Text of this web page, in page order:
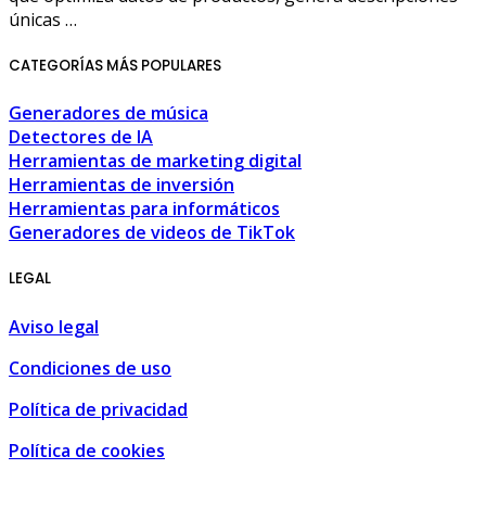
únicas …
CATEGORÍAS MÁS POPULARES
Generadores de música
Detectores de IA
Herramientas de marketing digital
Herramientas de inversión
Herramientas para informáticos
Generadores de videos de TikTok
LEGAL
Aviso legal
Condiciones de uso
Política de privacidad
Política de cookies